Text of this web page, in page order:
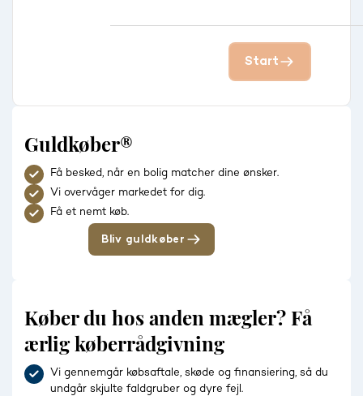
Start
Guldkøber®
Få besked, når en bolig matcher dine ønsker.
Vi overvåger markedet for dig.
Få et nemt køb.
Bliv guldkøber
Køber du hos anden mægler? Få
ærlig køberrådgivning
Vi gennemgår købsaftale, skøde og finansiering, så du
undgår skjulte faldgruber og dyre fejl.